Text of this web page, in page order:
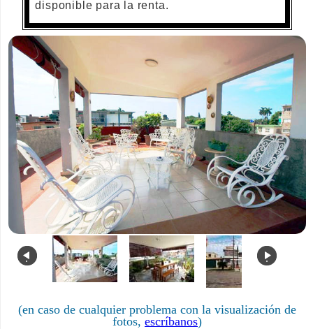
disponible para la renta.
. .
(en caso de cualquier problema con la visualización de
fotos, escríbanos)